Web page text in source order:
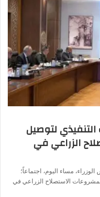
لتوصيل
الزراعي في
مساء اليوم، اجتماعاً؛
الاستصلاح الزراعي في